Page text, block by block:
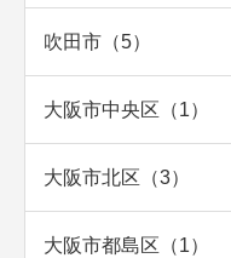
吹田市（5）
大阪市中央区（1）
大阪市北区（3）
大阪市都島区（1）